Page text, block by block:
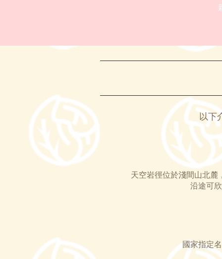
以下
天空岩徑位於淺間山北麓
沿途可
國家指定